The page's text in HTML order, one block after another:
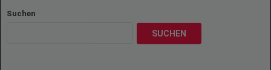
Suchen
SUCHEN